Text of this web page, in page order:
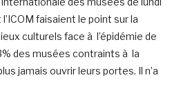
l’ICOM faisaient le point sur la
culturels face à l’épidémie de
des musées contraints à la
jamais ouvrir leurs portes. Il n’a